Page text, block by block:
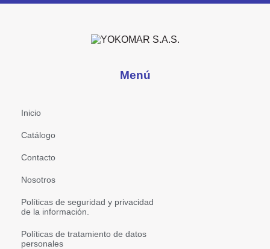
Menú
Inicio
Catálogo
Contacto
Nosotros
Políticas de seguridad y privacidad
de la información.
Políticas de tratamiento de datos
personales